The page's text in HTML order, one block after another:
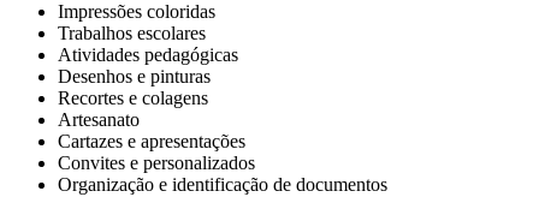
Impressões coloridas
Trabalhos escolares
Atividades pedagógicas
Desenhos e pinturas
Recortes e colagens
Artesanato
Cartazes e apresentações
Convites e personalizados
Organização e identificação de documentos